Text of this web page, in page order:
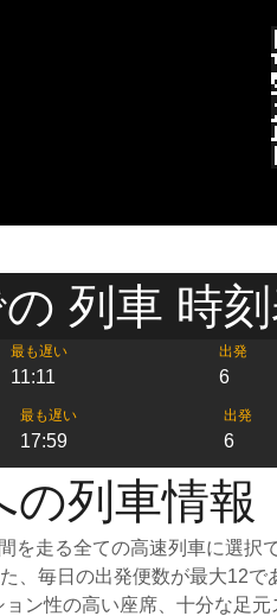
列車 時
最も遅い
11:11
出発
6
最も遅い
17:59
出発
6
列車情報
走る全ての高速列車に選択
、毎日の出発便数が最大12
ン性の高い座席、十分な足